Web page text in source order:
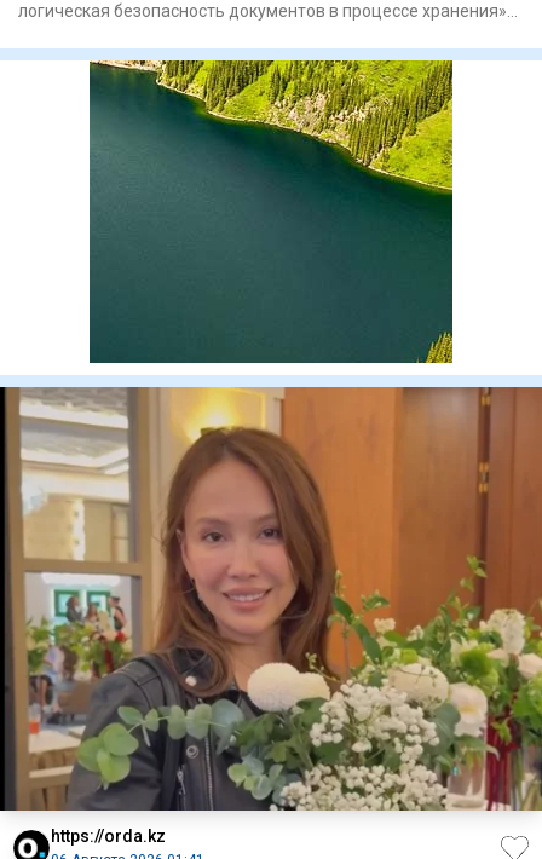
логическая безопасность докумен­тов в процессе хранения»
https://orda.kz